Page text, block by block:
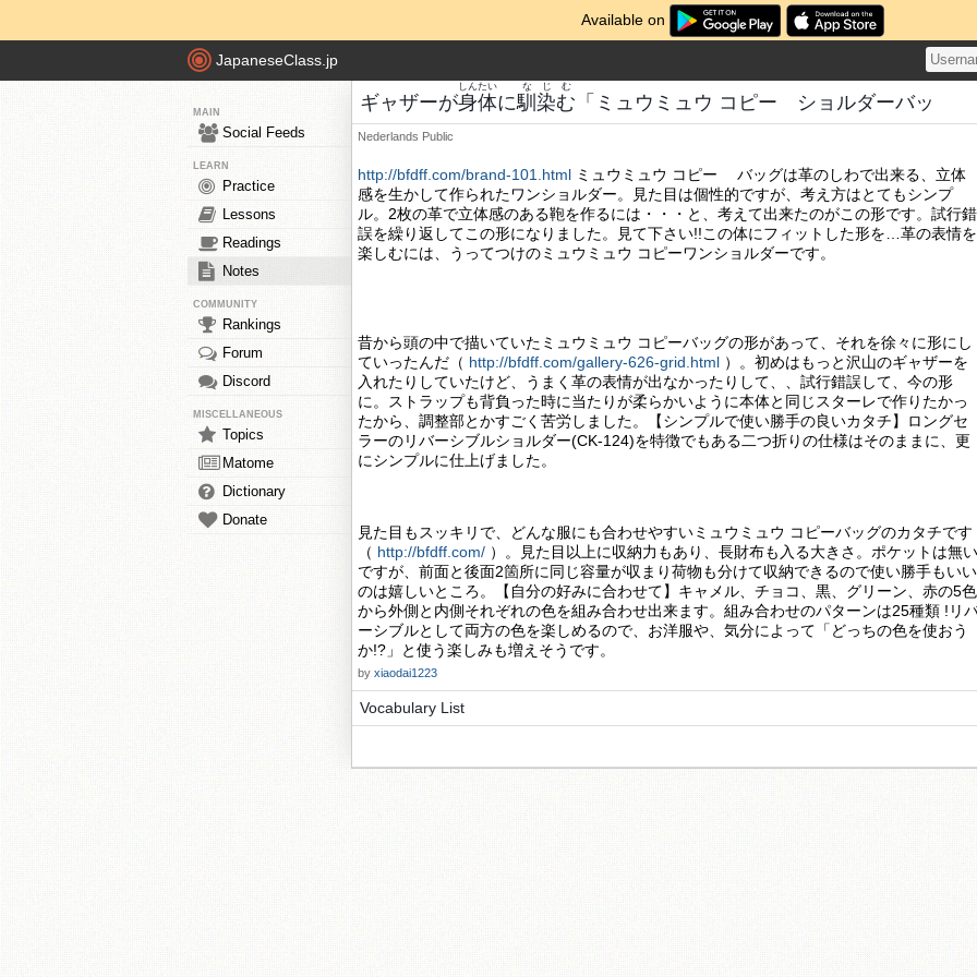
Available on
JapaneseClass.jp
MAIN
Social Feeds
LEARN
Practice
Lessons
Readings
Notes
COMMUNITY
Rankings
Forum
Discord
MISCELLANEOUS
Topics
Matome
Dictionary
Donate
ギャザーが身体
しんたい
に馴染む
なじむ
「ミュウミュウ コピー ショルダーバッ
Nederlands Public
http://bfdff.com/brand-101.html ミュウミュウ コピー バッグは革のしわで出来る、立体
感を生かして作られたワンショルダー。見た目は個性的ですが、考え方はとてもシンプ
ル。2枚の革で立体感のある鞄を作るには・・・と、考えて出来たのがこの形です。試行錯
誤を繰り返してこの形になりました。見て下さい!!この体にフィットした形を…革の表情を
楽しむには、うってつけのミュウミュウ コピーワンショルダーです。
昔から頭の中で描いていたミュウミュウ コピーバッグの形があって、それを徐々に形にし
ていったんだ（ http://bfdff.com/gallery-626-grid.html ）。初めはもっと沢山のギャザーを
入れたりしていたけど、うまく革の表情が出なかったりして、、試行錯誤して、今の形
に。ストラップも背負った時に当たりが柔らかいように本体と同じスターレで作りたかっ
たから、調整部とかすごく苦労しました。【シンプルで使い勝手の良いカタチ】ロングセ
ラーのリバーシブルショルダー(CK-124)を特徴でもある二つ折りの仕様はそのままに、更
にシンプルに仕上げました。
見た目もスッキリで、どんな服にも合わせやすいミュウミュウ コピーバッグのカタチです
（ http://bfdff.com/ ）。見た目以上に収納力もあり、長財布も入る大きさ。ポケットは無い
ですが、前面と後面2箇所に同じ容量が収まり荷物も分けて収納できるので使い勝手もいい
のは嬉しいところ。【自分の好みに合わせて】キャメル、チョコ、黒、グリーン、赤の5色
から外側と内側それぞれの色を組み合わせ出来ます。組み合わせのパターンは25種類 !リ
ーシブルとして両方の色を楽しめるので、お洋服や、気分によって「どっちの色を使おう
か!?」と使う楽しみも増えそうです。
by xiaodai1223
Vocabulary List